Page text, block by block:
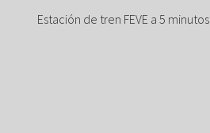
Estación de tren FEVE a 5 minutos